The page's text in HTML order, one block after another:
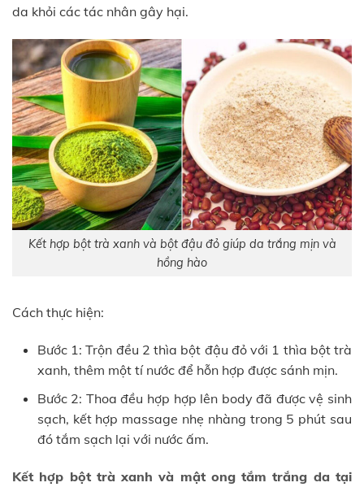
da khỏi các tác nhân gây hại.
Kết hợp bột trà xanh và bột đậu đỏ giúp da trắng mịn và
hồng hào
Cách thực hiện:
Bước 1: Trộn đều 2 thìa bột đậu đỏ với 1 thìa bột trà
xanh, thêm một tí nước để hỗn hợp được sánh mịn.
Bước 2: Thoa đều hợp hợp lên body đã được vệ sinh
sạch, kết hợp massage nhẹ nhàng trong 5 phút sau
đó tắm sạch lại với nước ấm.
Kết hợp bột trà xanh và mật ong tắm trắng da tại